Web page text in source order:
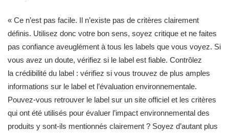
« Ce n’est pas facile. Il n’existe pas de critères clairement
définis. Utilisez donc votre bon sens, soyez critique et ne faites
pas confiance aveuglément à tous les labels que vous voyez. Si
vous avez un doute, vérifiez si le label est fiable. Contrôlez
la crédibilité du label : vérifiez si vous trouvez de plus amples
informations sur le label et l’évaluation environnementale.
Pouvez-vous retrouver le label sur un site officiel et les critères
qui ont été utilisés pour évaluer l’impact environnemental des
produits y sont-ils mentionnés clairement ? Soyez d’autant plus